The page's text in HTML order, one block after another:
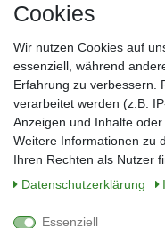
Nachname*
E-Mail*
Cookies
Wir nutzen Cookies auf
essenziell, während
Erfahrung zu verbessern.
verarbeitet werden (z.B.
Anzeigen und Inhalte
Weitere Informationen zu
Ihren Rechten als Nutzer
Daten­schutz­erklärung
Essenziell